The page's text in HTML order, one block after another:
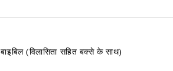
बाइबिल (विलासिता सहित बक्से के साथ)